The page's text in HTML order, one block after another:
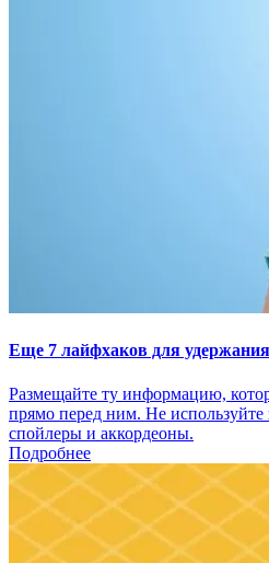
Еще 7 лайфхаков для удержания
Размещайте ту информацию,
прямо перед ним. Не используйте
спойлеры и аккордеоны.
Подробнее